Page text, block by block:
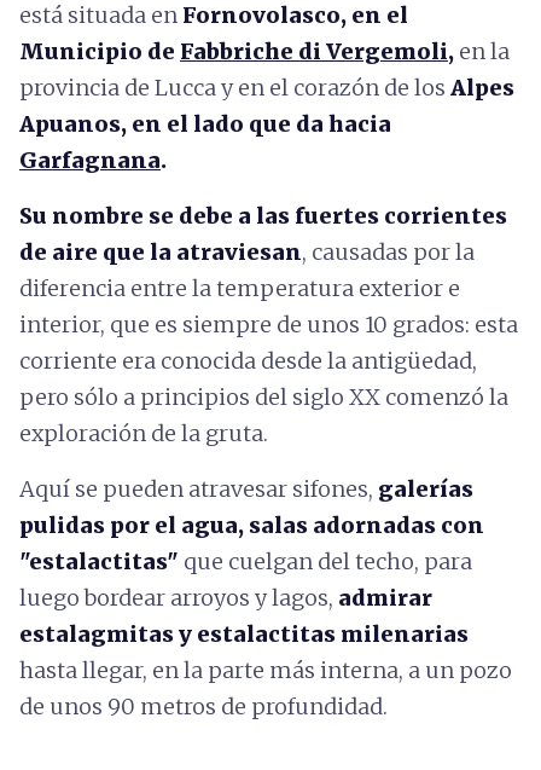
está situada en Fornovolasco, en el
Municipio de Fabbriche di Vergemoli, en la
provincia de Lucca y en el corazón de los Alpes
Apuanos, en el lado que da hacia
Garfagnana.
Su nombre se debe a las fuertes corrientes
de aire que la atraviesan, causadas por la
diferencia entre la temperatura exterior e
interior, que es siempre de unos 10 grados: esta
corriente era conocida desde la antigüedad,
pero sólo a principios del siglo XX comenzó la
exploración de la gruta.
Aquí se pueden atravesar sifones, galerías
pulidas por el agua, salas adornadas con
"estalactitas" que cuelgan del techo, para
luego bordear arroyos y lagos, admirar
estalagmitas y estalactitas milenarias
hasta llegar, en la parte más interna, a un pozo
de unos 90 metros de profundidad.